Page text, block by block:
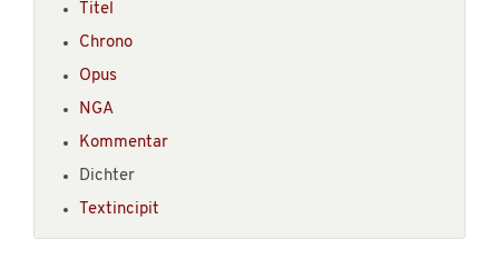
Titel
Chrono
Opus
NGA
Kommentar
Dichter
Textincipit